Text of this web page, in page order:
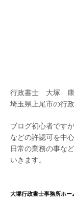
行政書士 大塚
埼玉県上尾市の行
ブログ初心者です
などの許認可を中
日常の業務の事な
いきます。
大塚行政書士事務所ホー